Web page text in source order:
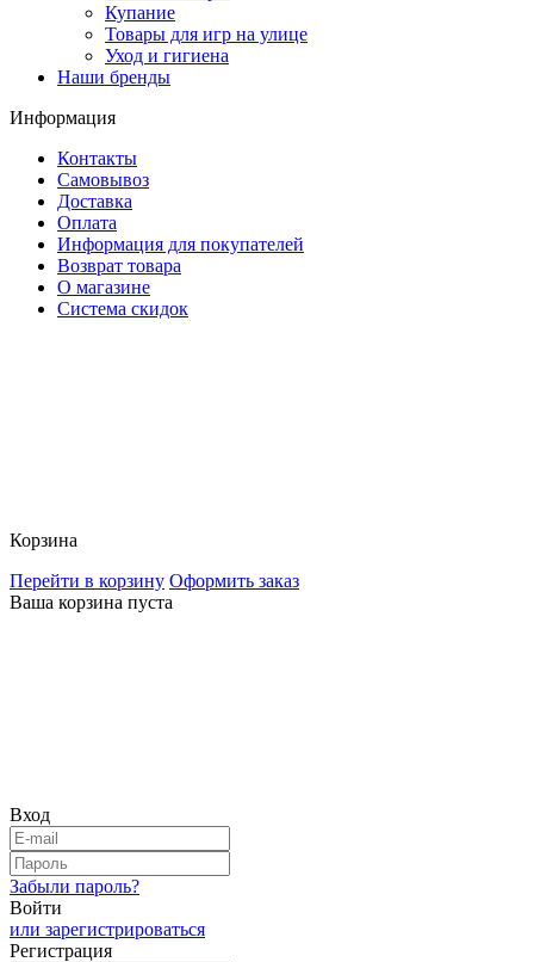
Купание
Товары для игр на улице
Уход и гигиена
Наши бренды
Информация
Контакты
Самовывоз
Доставка
Оплата
Информация для покупателей
Возврат товара
О магазине
Система скидок
Корзина
Перейти в корзину Оформить заказ
Ваша корзина пуста
Вход
Забыли пароль?
Войти
или зарегистрироваться
Регистрация